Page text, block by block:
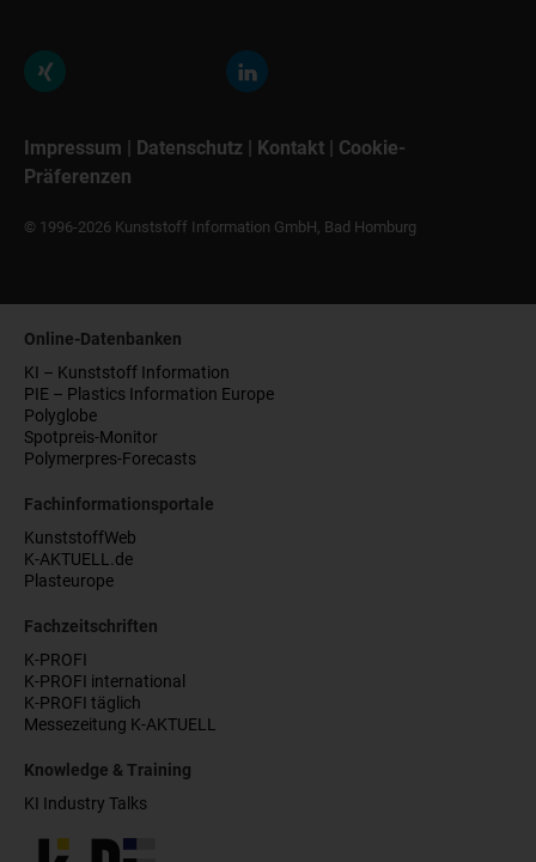
Impressum | Datenschutz | Kontakt | Cookie-
Präferenzen
© 1996-2026 Kunststoff Information GmbH, Bad Homburg
Online-Datenbanken
KI – Kunststoff Information
PIE – Plastics Information Europe
Polyglobe
Spotpreis-Monitor
Polymerpres-Forecasts
Fachinformationsportale
KunststoffWeb
K-AKTUELL.de
Plasteurope
Fachzeitschriften
K-PROFI
K-PROFI international
K-PROFI täglich
Messezeitung K-AKTUELL
Knowledge & Training
KI Industry Talks